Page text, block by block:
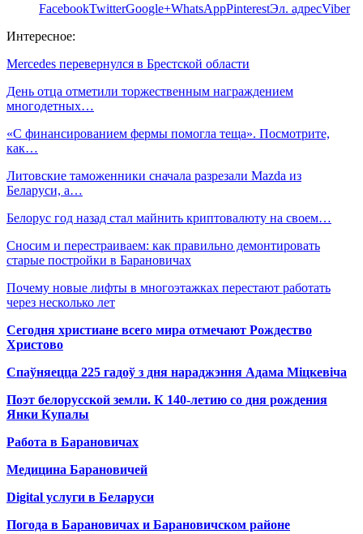
FacebookTwitterGoogle+WhatsAppPinterestЭл. адресViber
Интересное:
Mercedes перевернулся в Брестской области
День отца отметили торжественным награждением
многодетных…
«С финансированием фермы помогла теща». Посмотрите,
как…
Литовские таможенники сначала разрезали Mazda из
Беларуси, а…
Белорус год назад стал майнить криптовалюту на своем…
Сносим и перестраиваем: как правильно демонтировать
старые постройки в Барановичах
Почему новые лифты в многоэтажках перестают работать
через несколько лет
Сегодня христиане всего мира отмечают Рождество
Христово
Спаўняецца 225 гадоў з дня нараджэння Адама Міцкевіча
Поэт белорусской земли. К 140-летию со дня рождения
Янки Купалы
Работа в Барановичах
Медицина Барановичей
Digital услуги в Беларуси
Погода в Барановичах и Барановичском районе